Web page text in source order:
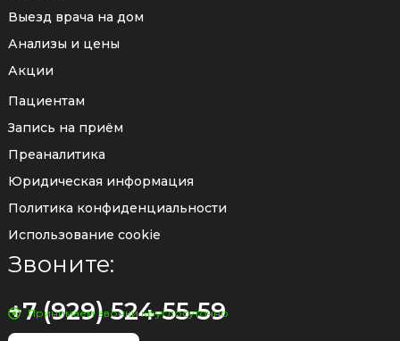
Выезд врача на дом
Анализы и цены
Акции
Пациентам
Запись на приём
Преаналитика
Юридическая информация
Политика конфиденциальности
Использование cookie
Звоните:
+7 (929) 524-55-59
Принимаем звонки круглосуточно